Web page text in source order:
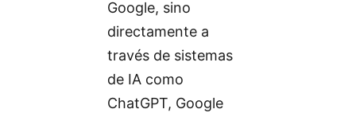
Google, sino
directamente a
través de sistemas
de IA como
ChatGPT, Google